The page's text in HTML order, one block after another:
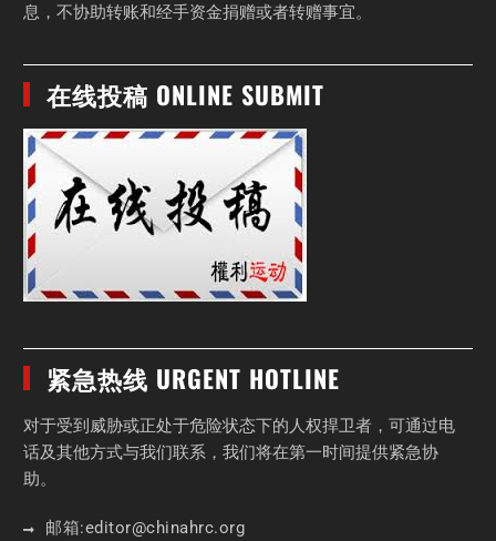
息，不协助转账和经手资金捐赠或者转赠事宜。
在线投稿 ONLINE SUBMIT
紧急热线 URGENT HOTLINE
对于受到威胁或正处于危险状态下的人权捍卫者，可通过电
话及其他方式与我们联系，我们将在第一时间提供紧急协
助。
邮箱:editor@chinahrc.org